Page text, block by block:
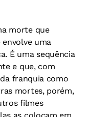
morte que
uma
É uma sequência
e que, com
franquia como
mortes, porém,
filmes